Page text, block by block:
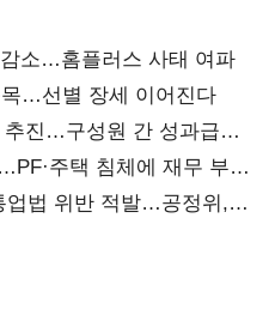
소…홈플러스 사태 여파
…선별 장세 이어진다
추진…구성원 간 성과급
주택 침체에 재무 부담
업법 위반 적발…공정위,